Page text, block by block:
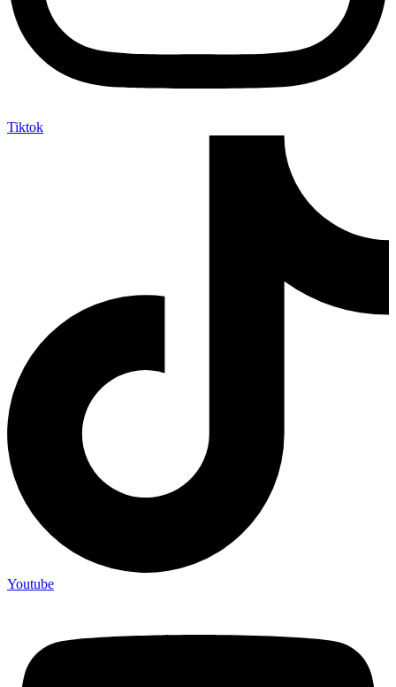
Tiktok
Youtube